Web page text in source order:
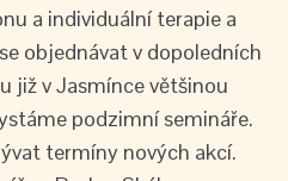
a individuální terapie a
objednávat v dopoledních
již v Jasmínce většinou
podzimní semináře.
termíny nových akcí.